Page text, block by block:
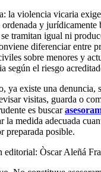
la violencia vicaria
y jurídicamente
tramitan igual ni
diferenciar entre
sobre menores y
según el riesgo
ya existe una denuncia,
visitas, guarda o
es buscar
la medida adecuada
preparada posible.
editorial: Òscar Aleñá